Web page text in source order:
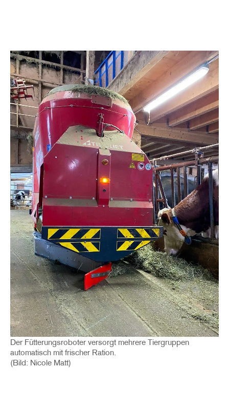
Image
Der Fütterungsroboter versorgt mehrere Tiergruppen
automatisch mit frischer Ration.
(Bild: Nicole Matt)